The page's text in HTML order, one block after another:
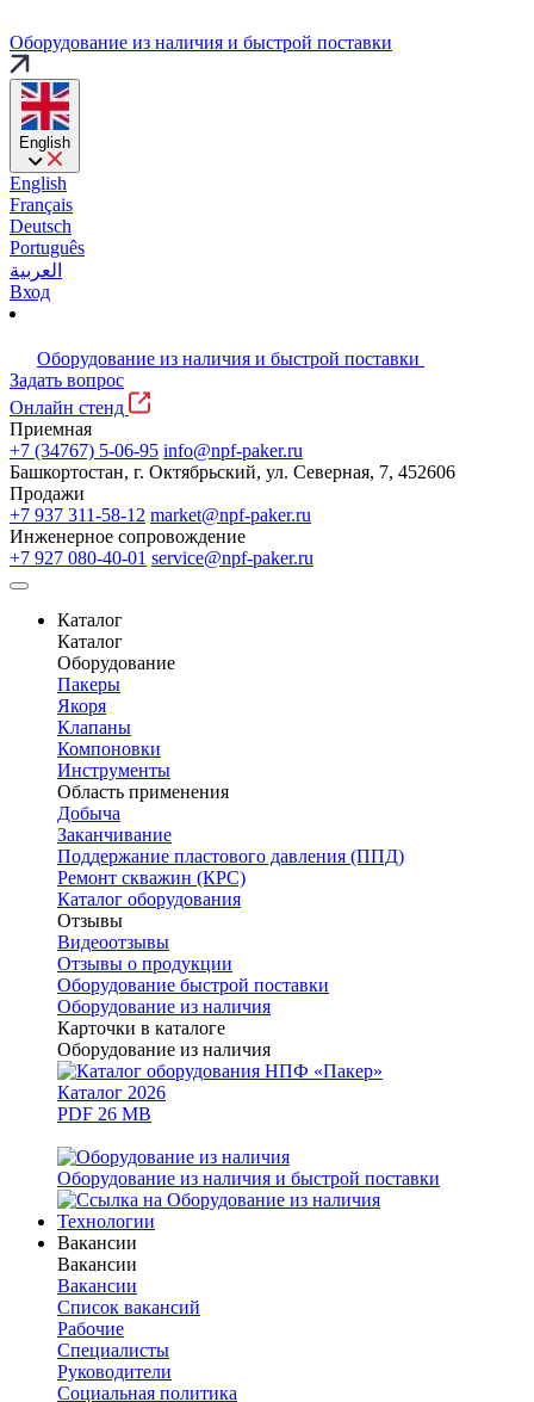
Оборудование из наличия и быстрой поставки
English
English
Français
Deutsch
Português
العربية
Вход
Оборудование из наличия и быстрой поставки
Задать вопрос
Онлайн стенд
Приемная
+7 (34767) 5-06-95 info@npf-paker.ru
Башкортостан, г. Октябрьский, ул. Северная, 7, 452606
Продажи
+7 937 311-58-12 market@npf-paker.ru
Инженерное сопровождение
+7 927 080-40-01 service@npf-paker.ru
Каталог
Каталог
Оборудование
Пакеры
Якоря
Клапаны
Компоновки
Инструменты
Область применения
Добыча
Заканчивание
Поддержание пластового давления (ППД)
Ремонт скважин (КРС)
Каталог оборудования
Отзывы
Видеоотзывы
Отзывы о продукции
Оборудование быстрой поставки
Оборудование из наличия
Карточки в каталоге
Оборудование из наличия
Каталог 2026
PDF 26 MB
Оборудование из наличия и быстрой поставки
Технологии
Вакансии
Вакансии
Вакансии
Список вакансий
Рабочие
Специалисты
Руководители
Cоциальная политика